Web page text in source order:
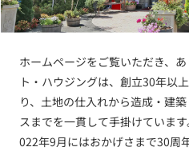
ホームページをご覧いただき、
ト・ハウジングは、創立30年以
り、土地の仕入れから造成・建
スまでを一貫して手掛けていま
022年9月にはおかげさまで30周